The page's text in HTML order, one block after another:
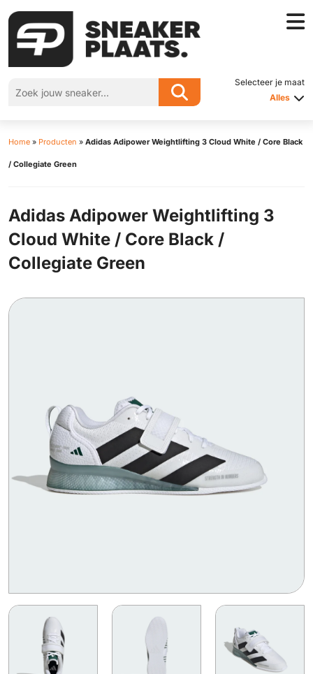
Selecteer je maat
Alles
Home » Producten » Adidas Adipower Weightlifting 3 Cloud White / Core Black
/ Collegiate Green
Adidas Adipower Weightlifting 3
Cloud White / Core Black /
Collegiate Green